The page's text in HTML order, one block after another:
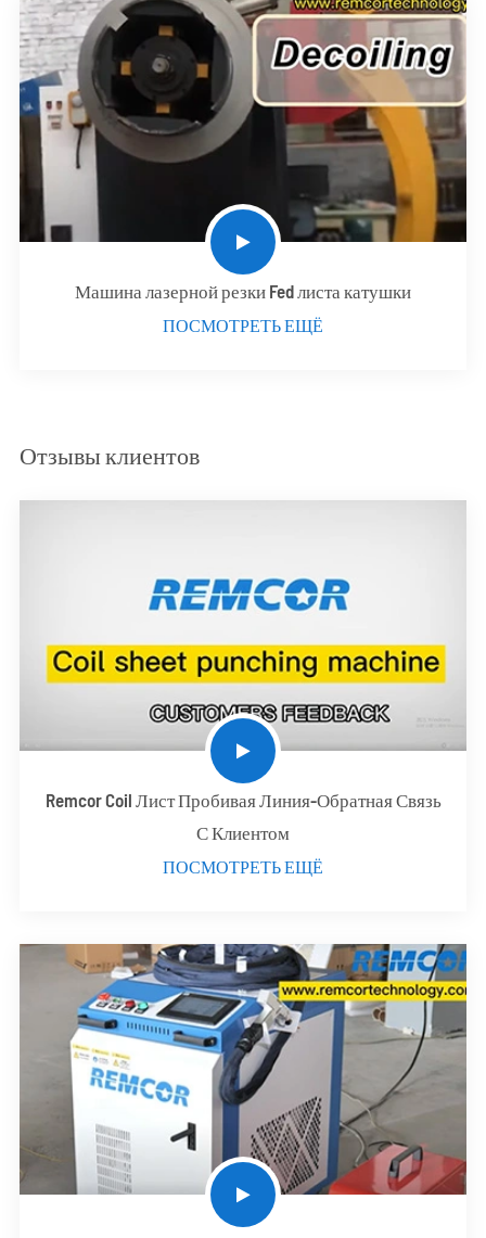
Машина лазерной резки Fed листа катушки
ПОСМОТРЕТЬ ЕЩЁ
Отзывы клиентов
Remcor Coil Лист Пробивая Линия-Обратная Связь
С Клиентом
ПОСМОТРЕТЬ ЕЩЁ